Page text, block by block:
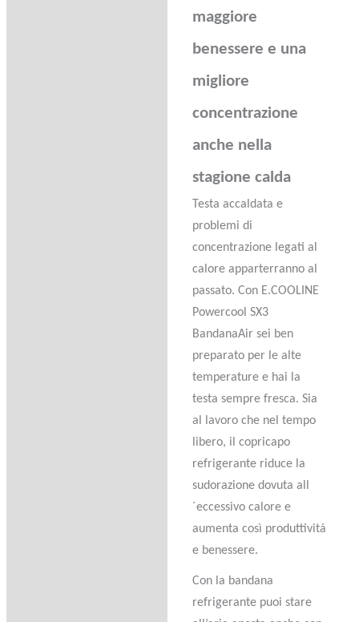
maggiore
benessere e una
migliore
concentrazione
anche nella
stagione calda
Testa accaldata e
problemi di
concentrazione legati al
calore apparterranno al
passato. Con E.COOLINE
Powercool SX3
BandanaAir sei ben
preparato per le alte
temperature e hai la
testa sempre fresca. Sia
al lavoro che nel tempo
libero, il copricapo
refrigerante riduce la
sudorazione dovuta all
´eccessivo calore e
aumenta così produttivitá
e benessere.
Con la bandana
refrigerante puoi stare